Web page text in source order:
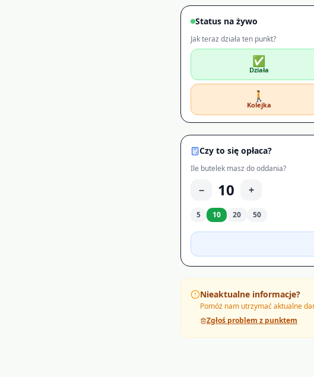
Status na żywo
Jak teraz działa ten punkt?
✅
Działa
🚶
Kolejka
Czy to się opłaca?
Ile butelek masz do oddania?
− 10 +
5
10 20 50
Nieaktualne informacje?
Pomóż nam utrzymać aktualne
Zgłoś problem z punktem